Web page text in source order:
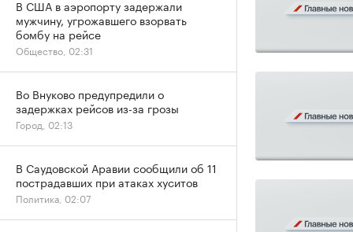
В США в аэропорту задержали
мужчину, угрожавшего взорвать
бомбу на рейсе
Общество, 02:31
Во Внуково предупредили о
задержках рейсов из-за грозы
Город, 02:13
В Саудовской Аравии сообщили об 11
пострадавших при атаках хуситов
Политика, 02:07